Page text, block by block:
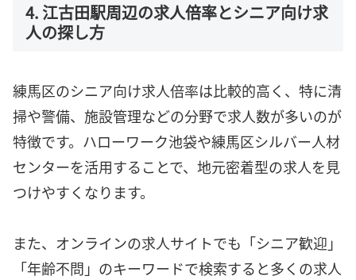
4. 江古田駅周辺の求人倍率とシニア向け求
人の探し方
練馬区のシニア向け求人倍率は比較的高く、特に清
掃や警備、施設管理などの分野で求人数が多いのが
特徴です。ハローワーク池袋や練馬区シルバー人材
センターを活用することで、地元密着型の求人を見
つけやすくなります。
また、オンラインの求人サイトでも「シニア歓迎」
「年齢不問」のキーワードで検索すると多くの求人